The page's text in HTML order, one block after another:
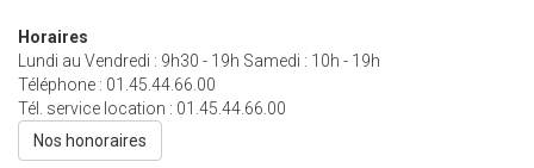
Horaires
Lundi au Vendredi : 9h30 - 19h Samedi : 10h - 19h
Téléphone : 01.45.44.66.00
Tél. service location : 01.45.44.66.00
Nos honoraires